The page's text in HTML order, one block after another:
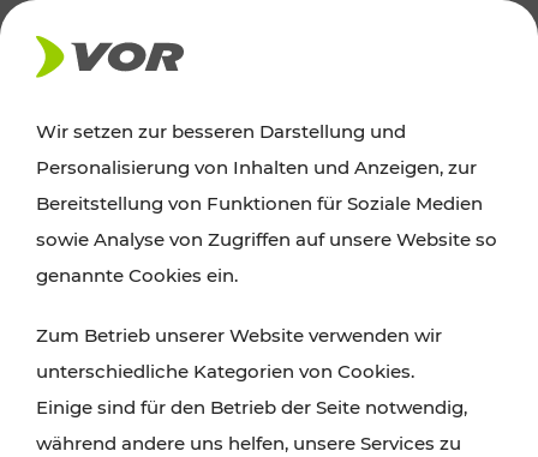
AKTUELLES
Ausflugstipps
Wien, Niederösterreich und das Burgenland
Wanderungen, Kultur und Gastronomie,
Radtouren oder purer Naturgenuss – viele
Attraktionen sind mit den Ticket- und Fahrplan-
Angeboten des VOR gut und schnell erreichbar.
Wir setzen zur besseren Darstellung und
Personalisierung von Inhalten und Anzeigen, zur
Bereitstellung von Funktionen für Soziale Medien
sowie Analyse von Zugriffen auf unsere Website so
genannte Cookies ein.
Zum Betrieb unserer Website verwenden wir
unterschiedliche Kategorien von Cookies.
Einige sind für den Betrieb der Seite notwendig,
während andere uns helfen, unsere Services zu